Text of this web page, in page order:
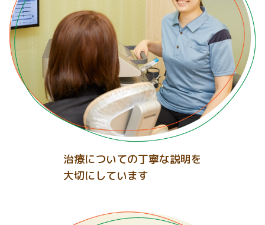
治療についての丁寧な説明を
大切にしています